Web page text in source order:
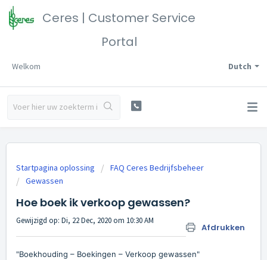
Ceres | Customer Service
Portal
Dutch
Welkom
Startpagina oplossing
FAQ Ceres Bedrijfsbeheer
Gewassen
Hoe boek ik verkoop gewassen?
Afdrukken
Gewijzigd op: Di, 22 Dec, 2020 om 10:30 AM
"Boekhouding – Boekingen – Verkoop gewassen"